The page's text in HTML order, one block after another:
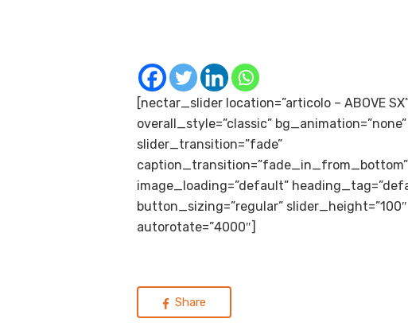
[nectar_slider location=”articolo – ABOVE
overall_style=”classic” bg_animation=”none”
slider_transition=”fade”
caption_transition=”fade_in_from_bottom”
image_loading=”default”
button_sizing=”regular” slider_height=”100″
autorotate=”4000″]
Share